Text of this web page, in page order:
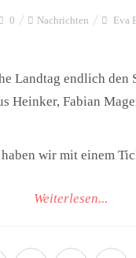
0 Nachrichten Eva
Landtag endlich
Heinker, Fabian
wir mit einem
Weiterlesen...